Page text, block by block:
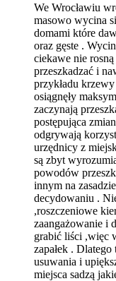
We Wrocławiu
masowo wycina
domami które
oraz gęste .
ciekawe nie
przeszkadzać i
przykładu
osiągnęły
zaczynają
postępująca
odgrywają
urzędnicy z
są zbyt
powodów
innym na
decydowaniu .
,roszczeniowe
zaangażowanie i
grabić liści ,więc
zapałek .
usuwania i
miejsca sadzą